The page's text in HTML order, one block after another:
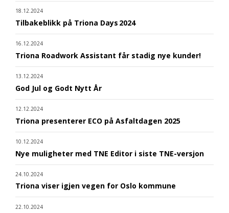
18.12.2024
Tilbakeblikk på Triona Days 2024
16.12.2024
Triona Roadwork Assistant får stadig nye kunder!
13.12.2024
God Jul og Godt Nytt År
12.12.2024
Triona presenterer ECO på Asfaltdagen 2025
10.12.2024
Nye muligheter med TNE Editor i siste TNE-versjon
24.10.2024
Triona viser igjen vegen for Oslo kommune
22.10.2024